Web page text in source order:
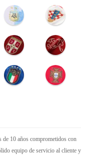
de 10 años comprometidos con
equipo de servicio al cliente y